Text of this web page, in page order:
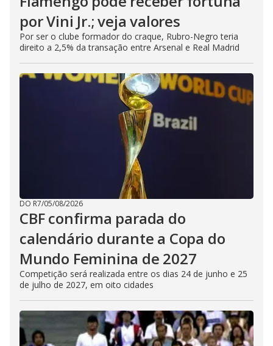
por Vini Jr.; veja valores
Por ser o clube formador do craque, Rubro-Negro teria
direito a 2,5% da transação entre Arsenal e Real Madrid
DO R7/05/08/2026
CBF confirma parada do
calendário durante a Copa do
Mundo Feminina de 2027
Competição será realizada entre os dias 24 de junho e 25
de julho de 2027, em oito cidades